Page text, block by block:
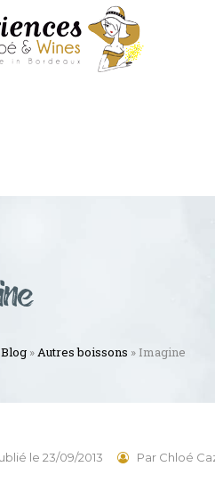
»Autres boissons » Imagine
le23/09/2013 Par Chloé